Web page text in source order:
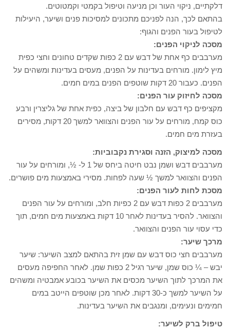
דלקתיים, ניקוי העור וכן מניעה וטיפול בקמטי וקמטוטים.
בהתאם לכך, הנה לפניכם מתכונים למסיכות פנים ושיער, היעילות
לטיפול בעור הפנים והגוף:
מסכה לניקוי הפנים:
מערבבים כף אחת של דבש עם 2 כפות שקדים טחונים וחצי כפית
מיץ לימון. מורחים בעדינות על הפנים, מעסים בעדינות ומשהים על
הפנים. כעבור 20 דקות שוטפים הפנים במים חמים.
מסכה לחיזוק עור הפנים:
מקציפים כף דבש עם חלבון של ביצה, כפית אחת של גליצרין ורבע
כוס קמח, מורחים על עור הפנים והצוואר למשך 20 דקות, מסירים
בעזרת מים חמים.
מסכה למיצוק, הזנה וסגירת נקבוביות:
מערבבים דבש ושמן נבט חיטה ביחס של 1 ל- ½, ומורחים על עור
הפנים והצוואר למשך ½ שעה לפחות. מסירי באמצעות מים פושרים.
מסכת לחות לעור הפנים:
מערבבים 2 כפות דבש עם 2 כפיות חלב, ומורחים על עור הפנים
והצוואר. להסיר בעדינות לאחר 10 דקות באמצעות מים חמים, תוך
כדי עסוי עור הפנים והצוואר.
מרכך שיער:
מערבבים חצי כוס דבש עם שמן זית בהתאם למצב השיער: שיער
יבש – ¼ כוס שמן, שיער רגיל 2 כפות שמן. לאחר החפיפה מעסים
את המרכך לתוך השיער מכסים את השיער בכובע אמבטיה ומשהים
על השיער למשך כ-30 דקות. לאחר מכן שוטפים הייטב במים
חמימים ונעימים, ומנגבים את השיער בעדינות.
טיפול ברק לשיער: